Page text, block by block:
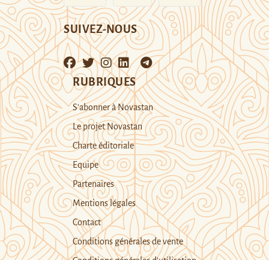
SUIVEZ-NOUS
RUBRIQUES
S’abonner à Novastan
Le projet Novastan
Charte éditoriale
Equipe
Partenaires
Mentions légales
Contact
Conditions générales de vente